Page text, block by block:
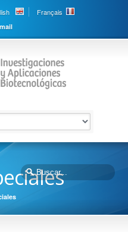
Français